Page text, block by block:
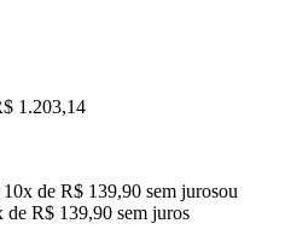
1.203,14
de R$ 139,90 sem jurosou
de R$ 139,90 sem juros